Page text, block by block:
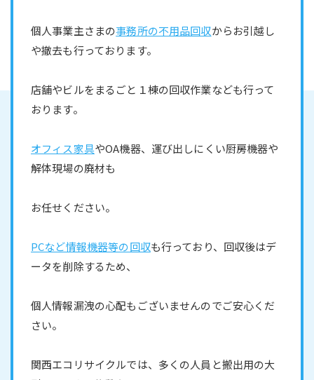
個人事業主さまの事務所の不用品回収からお引越し
や撤去も行っております。
店舗やビルをまるごと１棟の回収作業なども行って
おります。
オフィス家具やOA機器、運び出しにくい厨房機器や
解体現場の廃材も
お任せください。
PCなど情報機器等の回収も行っており、回収後はデ
ータを削除するため、
個人情報漏洩の心配もございませんのでご安心くだ
さい。
関西エコリサイクルでは、多くの人員と搬出用の大